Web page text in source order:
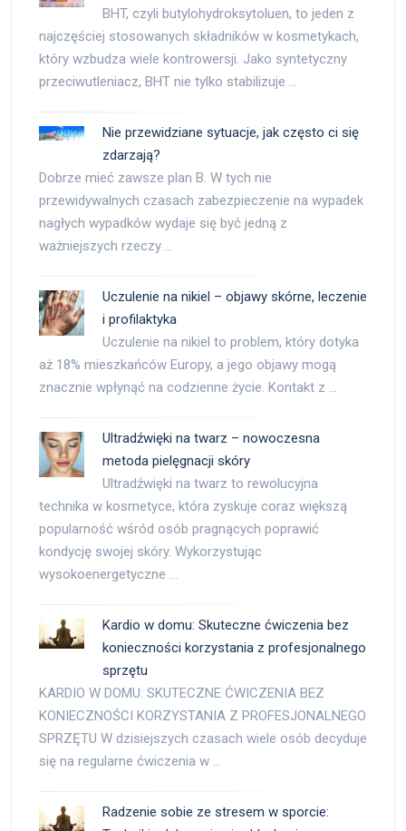
BHT, czyli butylohydroksytoluen, to jeden z
najczęściej stosowanych składników w kosmetykach,
który wzbudza wiele kontrowersji. Jako syntetyczny
przeciwutleniacz, BHT nie tylko stabilizuje …
Nie przewidziane sytuacje, jak często ci się
zdarzają?
Dobrze mieć zawsze plan B. W tych nie
przewidywalnych czasach zabezpieczenie na wypadek
nagłych wypadków wydaje się być jedną z
ważniejszych rzeczy …
Uczulenie na nikiel – objawy skórne, leczenie
i profilaktyka
Uczulenie na nikiel to problem, który dotyka
aż 18% mieszkańców Europy, a jego objawy mogą
znacznie wpłynąć na codzienne życie. Kontakt z …
Ultradźwięki na twarz – nowoczesna
metoda pielęgnacji skóry
Ultradźwięki na twarz to rewolucyjna
technika w kosmetyce, która zyskuje coraz większą
popularność wśród osób pragnących poprawić
kondycję swojej skóry. Wykorzystując
wysokoenergetyczne …
Kardio w domu: Skuteczne ćwiczenia bez
konieczności korzystania z profesjonalnego
sprzętu
KARDIO W DOMU: SKUTECZNE ĆWICZENIA BEZ
KONIECZNOŚCI KORZYSTANIA Z PROFESJONALNEGO
SPRZĘTU W dzisiejszych czasach wiele osób decyduje
się na regularne ćwiczenia w …
Radzenie sobie ze stresem w sporcie: